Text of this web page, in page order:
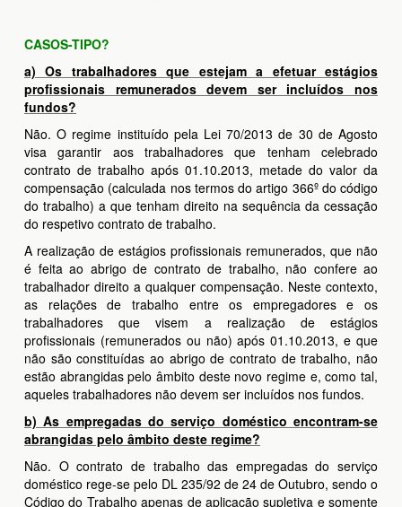
CASOS-TIPO?
a) Os trabalhadores que estejam a efetuar estágios
profissionais remunerados devem ser incluídos nos
fundos?
Não. O regime instituído pela Lei 70/2013 de 30 de Agosto
visa garantir aos trabalhadores que tenham celebrado
contrato de trabalho após 01.10.2013, metade do valor da
compensação (calculada nos termos do artigo 366º do código
do trabalho) a que tenham direito na sequência da cessação
do respetivo contrato de trabalho.
A realização de estágios profissionais remunerados, que não
é feita ao abrigo de contrato de trabalho, não confere ao
trabalhador direito a qualquer compensação. Neste contexto,
as relações de trabalho entre os empregadores e os
trabalhadores que visem a realização de estágios
profissionais (remunerados ou não) após 01.10.2013, e que
não são constituídas ao abrigo de contrato de trabalho, não
estão abrangidas pelo âmbito deste novo regime e, como tal,
aqueles trabalhadores não devem ser incluídos nos fundos.
b) As empregadas do serviço doméstico encontram-se
abrangidas pelo âmbito deste regime?
Não. O contrato de trabalho das empregadas do serviço
doméstico rege-se pelo DL 235/92 de 24 de Outubro, sendo o
Código do Trabalho apenas de aplicação supletiva e somente